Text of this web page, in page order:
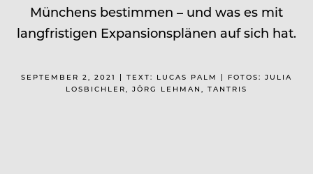
Münchens bestimmen – und was es mit
langfristigen Expansionsplänen auf sich hat.
SEPTEMBER 2, 2021 | TEXT: LUCAS PALM | FOTOS: JULIA
LOSBICHLER, JÖRG LEHMAN, TANTRIS